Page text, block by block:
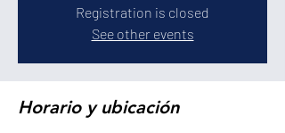
Registration is closed
See other events
Horario y ubicación